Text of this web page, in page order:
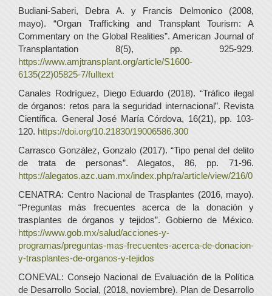
Budiani-Saberi, Debra A. y Francis Delmonico (2008,
mayo). “Organ Trafficking and Transplant Tourism: A
Commentary on the Global Realities”. American Journal of
Transplantation 8(5), pp. 925-929.
https://www.amjtransplant.org/article/S1600-
6135(22)05825-7/fulltext
Canales Rodríguez, Diego Eduardo (2018). “Tráfico ilegal
de órganos: retos para la seguridad internacional”. Revista
Científica. General José María Córdova, 16(21), pp. 103-
120. https://doi.org/10.21830/19006586.300
Carrasco González, Gonzalo (2017). “Tipo penal del delito
de trata de personas”. Alegatos, 86, pp. 71-96.
https://alegatos.azc.uam.mx/index.php/ra/article/view/216/0
CENATRA: Centro Nacional de Trasplantes (2016, mayo).
“Preguntas más frecuentes acerca de la donación y
trasplantes de órganos y tejidos”. Gobierno de México.
https://www.gob.mx/salud/acciones-y-
programas/preguntas-mas-frecuentes-acerca-de-donacion-
y-trasplantes-de-organos-y-tejidos
CONEVAL: Consejo Nacional de Evaluación de la Política
de Desarrollo Social, (2018, noviembre). Plan de Desarrollo